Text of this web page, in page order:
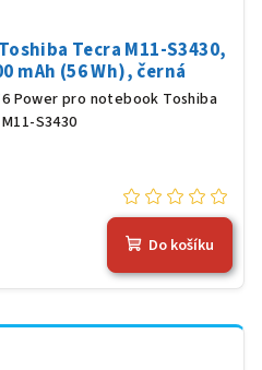
Tecra M11-S3430,
mAh (56 Wh), černá
Power pro notebook Toshiba
S3430
Do košíku